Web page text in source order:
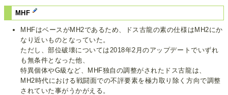
MHF
MHFはベースがMH2であるため、ドス古龍の素の仕様はMH2にか
なり近いものとなっていた。
ただし、部位破壊については2018年2月のアップデートでいずれ
も無条件となった他、
特異個体やG級など、MHF独自の調整がされたドス古龍は、
MH2時代における戦闘面での不評要素を極力取り除く方向で調整
されていた事がうかがえる。